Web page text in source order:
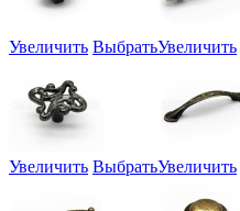
Увеличить ВыбратьУвеличить
Увеличить ВыбратьУвеличить